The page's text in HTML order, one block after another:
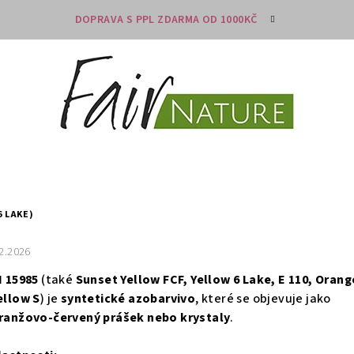
DOPRAVA S PPL ZDARMA OD 1000KČ
LAKE)
15985 (také Sunset Yellow FCF, Yellow 6 Lake, E 110,
S) je syntetické azobarvivo, které se objevuje jako
červený prášek nebo krystaly.